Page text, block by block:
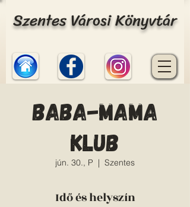
Szentes Városi Könyvtár
Baba-Mama
Klub
jún. 30., P
  |
Szentes
Idő és helyszín